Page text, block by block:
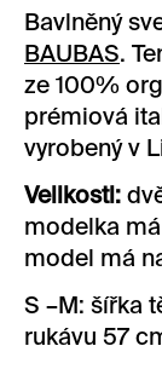
Bavlněný
BAUBAS.
ze 100%
prémiová
vyrobený v
Velikosti:
modelka
model má
S –M: šířka
rukávu 57